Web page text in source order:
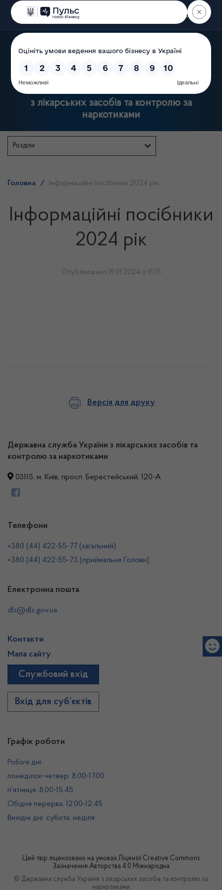
Пошук
Державна служба України
з лікарських засобів та контролю за
наркотиками
Розділи
Головна / Інформаційні посібники 2024 рік
Інформаційні посібники
2024 рік
Опубліковано 19.01.2024 о 15:15
Версія для друку
Державна служба України з лікарських засобів та
контролю за наркотиками
03115, м. Київ, просп. Берестейський, 120-А
Графік роботи
Робочі дні:
понеділок-четвер: 8.00-17.00
п’ятниця: 8.00-15.45
Обідня перерва: 12.00-12.45
Вихідні дні: субота, неділя
Телефони
+380 (44) 422-55-77 (загальний)
+380 (44) 422-55-73 (приймальня Голови)
Електронна пошта
dls@dls.gov.ua
Контакти
Мапа сайту
Службовий вхід
Вхід для суб’єктів
Цей твір ліцензовано на умовах Ліцензії Creative Commons
Зазначення Авторства 4.0 Міжнародна
© Державна служба України з лікарських засобів та контролю за
наркотиками